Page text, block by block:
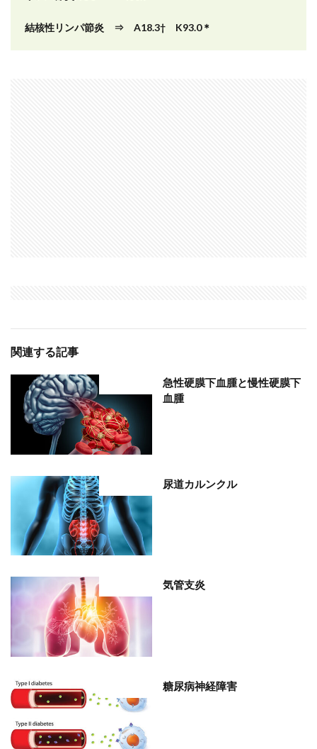
結核性リンパ節炎 ⇒ A18.3† K93.0＊
関連する記事
急性硬膜下血腫と慢性硬膜下
血腫
尿道カルンクル
気管支炎
糖尿病神経障害